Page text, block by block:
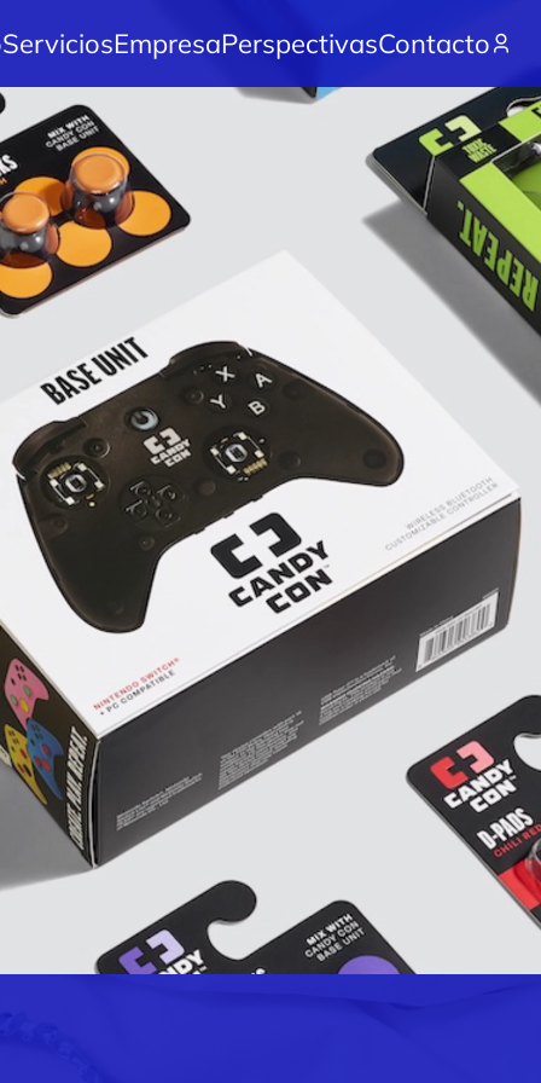
ServiciosEmpresaPerspectivasContacto